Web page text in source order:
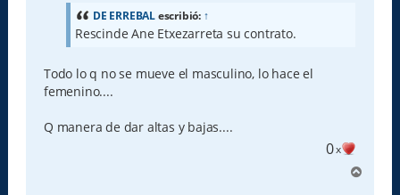
DE ERREBALescribió: ↑
Rescinde Ane Etxezarreta su contrato.
Todo lo q no se mueve el masculino, lo hace el
femenino....
Q manera de dar altas y bajas....
0x